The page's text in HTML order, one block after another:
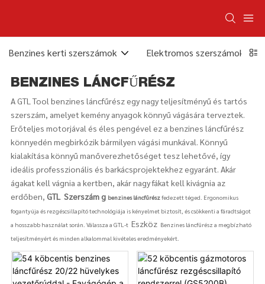
Benzines kerti szerszámok Elektromos szerszámok
BENZINES LÁNCFŰRÉSZ
A GTL Tool benzines láncfűrész egy nagy teljesítményű és tartós
szerszám, amelyet kemény anyagok könnyű vágására terveztek.
Erőteljes motorjával és éles pengével ez a benzines láncfűrész
könnyedén megbirkózik bármilyen vágási munkával. Könnyű
kialakítása könnyű manőverezhetőséget tesz lehetővé, így
ideális professzionális és barkácsprojektekhez egyaránt. Akár
ágakat kell vágnia a kertben, akár nagy fákat kell kivágnia az
erdőben, GTL Szerszám g benzines láncfűrészfedezett téged. Ergonomikus
fogantyúja és rezgéscsillapító technológiája is kényelmet biztosít, és csökkenti a fáradtságot
a hosszabb használat során. Válassza a GTL-t Eszköz Benzines láncfűrész a megbízható
teljesítményért és minden alkalommal kivételes eredményekért.